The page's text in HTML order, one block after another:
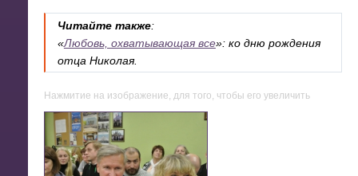
Читайте также:
«Любовь, охватывающая все»: ко дню рождения
отца Николая.